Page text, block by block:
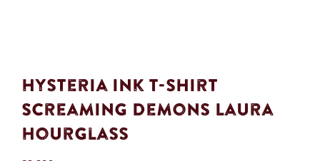
Hysteria Ink T-Shirt
Screaming Demons Laura
Hourglass